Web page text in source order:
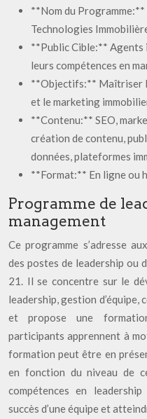
**Nom du
Technologies
**Public Cible:**
leurs compétences en
**Objectifs:** Maîtriser
et le marketing
**Contenu:** SEO,
création de contenu,
données, plateformes
**Format:** En ligne ou
Programme de
management
Ce programme s’adresse
des postes de leadership ou
21. Il se concentre sur le
leadership, gestion d’équipe,
et propose une
participants apprennent à
formation peut être en
en fonction du niveau de
compétences en
succès d’une équipe et